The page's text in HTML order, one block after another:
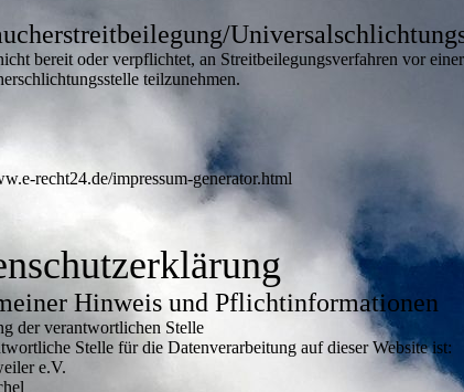
bereit oder verpflichtet, an Streitbeilegungsverfahren vor einer
teilzunehmen.
recht24.de/impressum-generator.html
Hinweis und Pflichtinformationen
der verantwortlichen Stelle
Stelle für die Datenverarbeitung auf dieser Website ist:
e.V.